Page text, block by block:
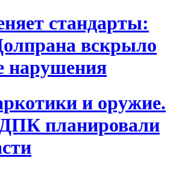
стандарты:
вскрыло
нарушения
и оружие.
планировали